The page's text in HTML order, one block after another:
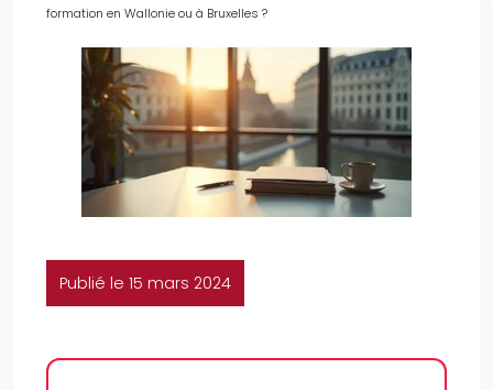
formation en Wallonie ou à Bruxelles ?
Publié le 15 mars 2024